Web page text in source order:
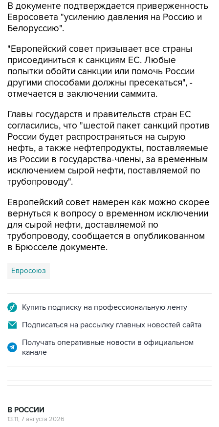
В документе подтверждается приверженность
Евросовета "усилению давления на Россию и
Белоруссию".
"Европейский совет призывает все страны
присоединиться к санкциям ЕС. Любые
попытки обойти санкции или помочь России
другими способами должны пресекаться", -
отмечается в заключении саммита.
Главы государств и правительств стран ЕС
согласились, что "шестой пакет санкций против
России будет распространяться на сырую
нефть, а также нефтепродукты, поставляемые
из России в государства-члены, за временным
исключением сырой нефти, поставляемой по
трубопроводу".
Европейский совет намерен как можно скорее
вернуться к вопросу о временном исключении
для сырой нефти, доставляемой по
трубопроводу, сообщается в опубликованном
в Брюсселе документе.
Евросоюз
Купить подписку на профессиональную ленту
Подписаться на рассылку главных новостей сайта
Получать оперативные новости в официальном
канале
В РОССИИ
13:11, 7 августа 2026